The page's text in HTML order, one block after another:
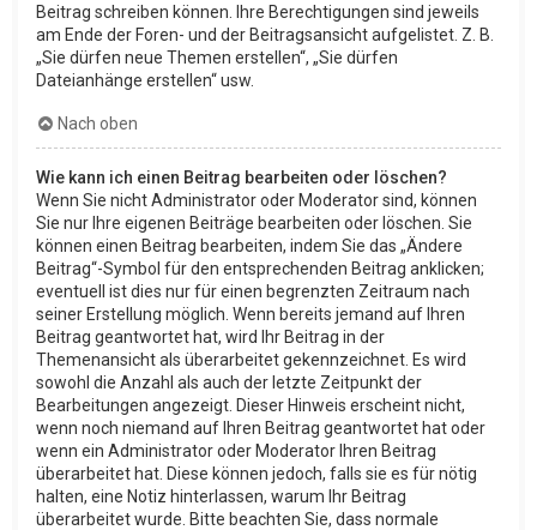
Beitrag schreiben können. Ihre Berechtigungen sind jeweils
am Ende der Foren- und der Beitragsansicht aufgelistet. Z. B.
„Sie dürfen neue Themen erstellen“, „Sie dürfen
Dateianhänge erstellen“ usw.
Nach oben
Wie kann ich einen Beitrag bearbeiten oder löschen?
Wenn Sie nicht Administrator oder Moderator sind, können
Sie nur Ihre eigenen Beiträge bearbeiten oder löschen. Sie
können einen Beitrag bearbeiten, indem Sie das „Ändere
Beitrag“-Symbol für den entsprechenden Beitrag anklicken;
eventuell ist dies nur für einen begrenzten Zeitraum nach
seiner Erstellung möglich. Wenn bereits jemand auf Ihren
Beitrag geantwortet hat, wird Ihr Beitrag in der
Themenansicht als überarbeitet gekennzeichnet. Es wird
sowohl die Anzahl als auch der letzte Zeitpunkt der
Bearbeitungen angezeigt. Dieser Hinweis erscheint nicht,
wenn noch niemand auf Ihren Beitrag geantwortet hat oder
wenn ein Administrator oder Moderator Ihren Beitrag
überarbeitet hat. Diese können jedoch, falls sie es für nötig
halten, eine Notiz hinterlassen, warum Ihr Beitrag
überarbeitet wurde. Bitte beachten Sie, dass normale